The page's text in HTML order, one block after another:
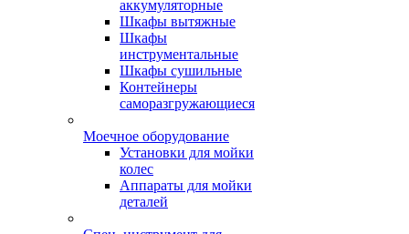
аккумуляторные
Шкафы вытяжные
Шкафы
инструментальные
Шкафы сушильные
Контейнеры
саморазгружающиеся
Моечное оборудование
Установки для мойки
колес
Аппараты для мойки
деталей